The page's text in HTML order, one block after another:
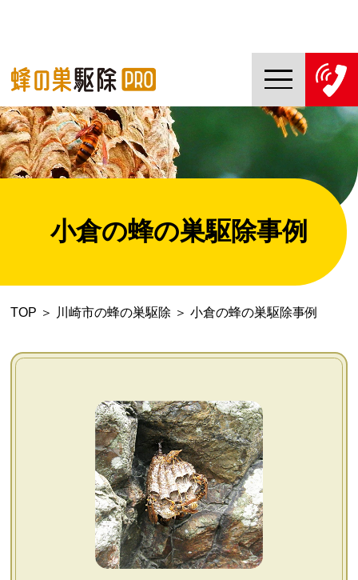
TOP
蜂の巣駆除PROについて
蜂の巣駆除ご依頼の流れ
対応エリア一覧
会社概要
お問い合わせ
個人情報保護方針
小倉の蜂の巣駆除事例
TOP ＞ 川崎市の蜂の巣駆除 ＞ 小倉の蜂の巣駆除事例